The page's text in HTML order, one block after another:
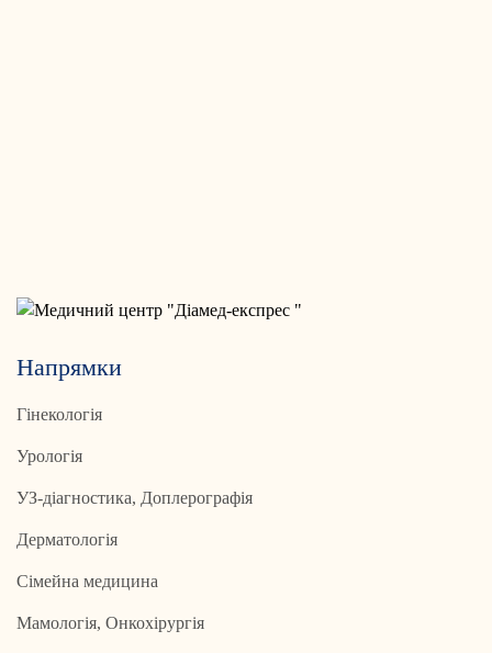
Напрямки
Гінекологія
Урологія
УЗ-діагностика, Доплерографія
Дерматологія
Сімейна медицина
Мамологія, Онкохірургія